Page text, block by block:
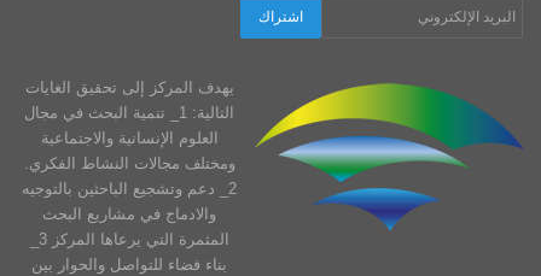
يهدف المركز إلى تحقيق الغايات
التالية: 1_ تنمية البحث في مجال
العلوم الإنسانية والاجتماعية
ومختلف مجالات النشاط الفكري.
2_ دعم وتشجيع الباحثين بالتوجيه
والادماج في مشاريع البحث
بناء فضاء للتواصل والحوار بين